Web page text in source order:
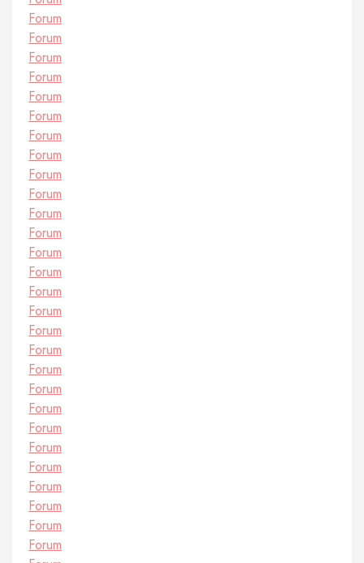
Forum
Forum
Forum
Forum
Forum
Forum
Forum
Forum
Forum
Forum
Forum
Forum
Forum
Forum
Forum
Forum
Forum
Forum
Forum
Forum
Forum
Forum
Forum
Forum
Forum
Forum
Forum
Forum